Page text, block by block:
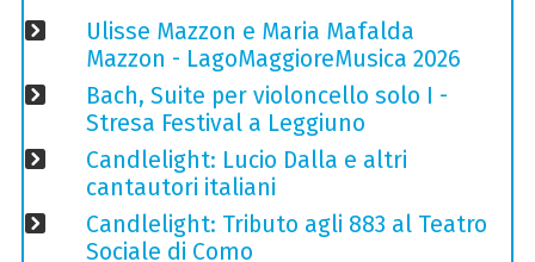
Ulisse Mazzon e Maria Mafalda
Mazzon - LagoMaggioreMusica 2026
Bach, Suite per violoncello solo I -
Stresa Festival a Leggiuno
Candlelight: Lucio Dalla e altri
cantautori italiani
Candlelight: Tributo agli 883 al Teatro
Sociale di Como